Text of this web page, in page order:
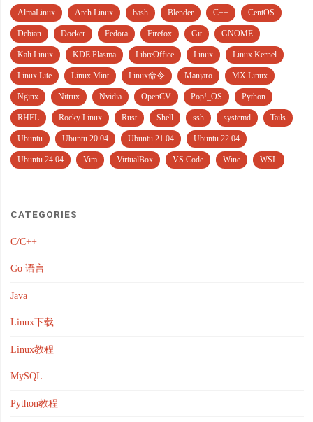
AlmaLinux Arch Linux bash Blender C++ CentOS
Debian Docker Fedora Firefox Git GNOME
Kali Linux KDE Plasma LibreOffice Linux Linux Kernel
Linux Lite Linux Mint Linux命令 Manjaro MX Linux
Nginx Nitrux Nvidia OpenCV Pop!_OS Python
RHEL Rocky Linux Rust Shell ssh systemd Tails
Ubuntu Ubuntu 20.04 Ubuntu 21.04 Ubuntu 22.04
Ubuntu 24.04 Vim VirtualBox VS Code Wine WSL
CATEGORIES
C/C++
Go 语言
Java
Linux下载
Linux教程
MySQL
Python教程